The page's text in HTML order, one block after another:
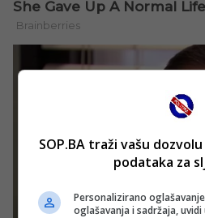
SOP.BA traži vašu
podataka za
Personalizirano
oglašavanja i sadržaja,